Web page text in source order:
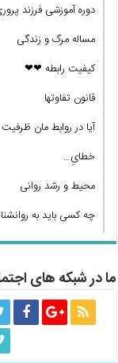
دوره آموزشی فرزند پروری
مساله مرگ و زندگی
کیفیت رابطه ❤❤
قانون تفاوتها
آیا در روابط مان
خطایِ…
محیط و رشد روانی
چه کسی باید به
ما در شبکه های